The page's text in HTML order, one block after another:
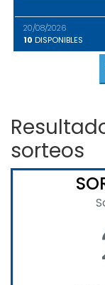
20/08/2026
10 DISPONIBLES
sorteos